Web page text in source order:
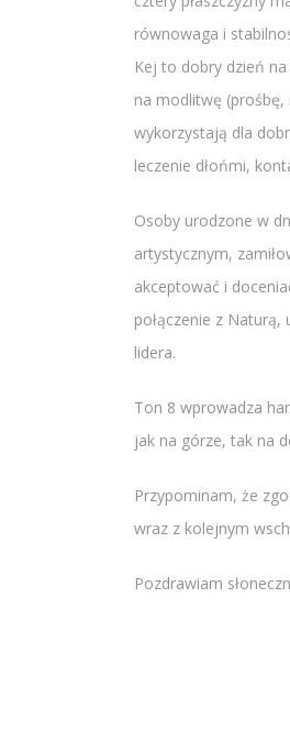
równowaga i
Kej to dobry dzień
na modlitwę
wykorzystają dla
leczenie dłońmi,
Osoby urodzone w
artystycznym,
akceptować i
połączenie z
lidera.
Ton 8 wprowadza
jak na górze, tak na
Przypominam, że
wraz z kolejnym
Pozdrawiam